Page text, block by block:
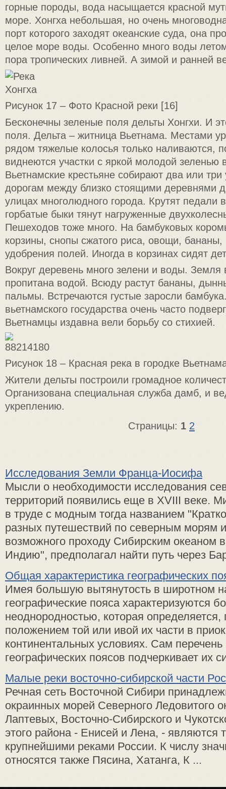
горные породы, вода насыщается красной
море. Хонгха небольшая, но очень
порт которого заходят океанские суда, она
целое море воды. Особенно много воды
пора тропических ливней. А зимой и ранней
Рисунок 17 – Фото Красной реки [16]
Бесконечны зеленые поля дельты Хонгхи. И
поля. Дельта – житница Вьетнама. Местами
рядом тяжелые колосья только наливаются,
виднеются участки с яркой молодой зеленью
Вьетнамские крестьяне собирают два или
дорогам между близко стоящими деревнями
улицах многолюдного города. Крутят педали
горбатые быки тянут нагруженные
Пешеходов тоже много. На бамбуковых
корзины, снопы сжатого риса, овощи,
удобрения полей. Иногда в корзинах сидят
Вокруг деревень много зелени и воды. Земля
пропитана водой. Всюду растут бананы,
пальмы. Встречаются густые заросли
вьетнамского государства очень часто
Вьетнамцы издавна вели борьбу со стихией.
Рисунок 18 – Красная река в городке
Жители дельты построили громадное
Организована специальная служба дамб, и
укреплению.
Страницы: 1 2
Исследования Земли Франца-Иосифа
Мысли о необходимости исследования
территорий появились еще в XVIII веке.
в труде с модным тогда названием
разных путешествий по северным морям
возможного проходу Сибирским океаном
Индию", предполагал найти путь через
Общая характеристика географических
Имея большую вытянутость в широтном
географические пояса характеризуются
неоднородностью, которая определяется,
положением той или ивой их части в
континентальных условиях. Сам перечень
географических поясов подчеркивает их
Малые реки восточно-сибирской части
Речная сеть Восточной Сибири
окраинных морей Северного Ледовитого
Лаптевых, Восточно-Сибирского и
этого района - Енисей и Лена, - являются
крупнейшими реками России. К числу
относятся также Пясина, Хатанга, К ...